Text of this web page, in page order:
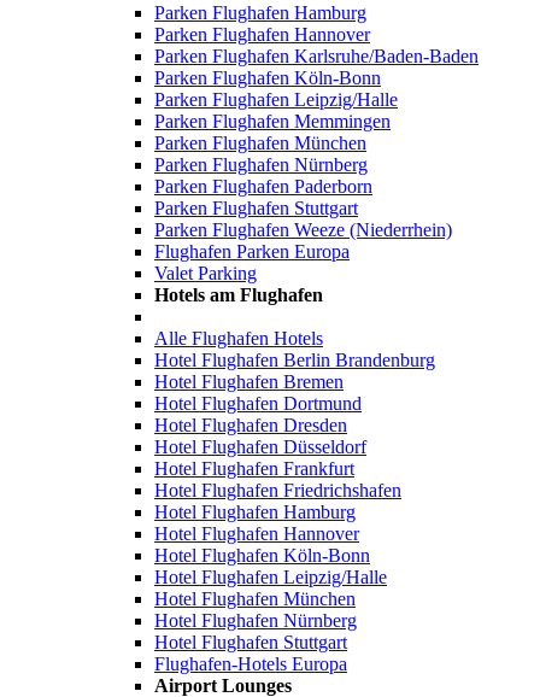
Parken Flughafen Hamburg
Parken Flughafen Hannover
Parken Flughafen Karlsruhe/Baden-Baden
Parken Flughafen Köln-Bonn
Parken Flughafen Leipzig/Halle
Parken Flughafen Memmingen
Parken Flughafen München
Parken Flughafen Nürnberg
Parken Flughafen Paderborn
Parken Flughafen Stuttgart
Parken Flughafen Weeze (Niederrhein)
Flughafen Parken Europa
Valet Parking
Hotels am Flughafen
Alle Flughafen Hotels
Hotel Flughafen Berlin Brandenburg
Hotel Flughafen Bremen
Hotel Flughafen Dortmund
Hotel Flughafen Dresden
Hotel Flughafen Düsseldorf
Hotel Flughafen Frankfurt
Hotel Flughafen Friedrichshafen
Hotel Flughafen Hamburg
Hotel Flughafen Hannover
Hotel Flughafen Köln-Bonn
Hotel Flughafen Leipzig/Halle
Hotel Flughafen München
Hotel Flughafen Nürnberg
Hotel Flughafen Stuttgart
Flughafen-Hotels Europa
Airport Lounges